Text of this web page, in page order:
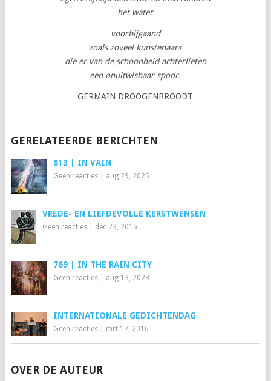
het water
voorbijgaand
zoals zoveel kunstenaars
die er van de schoonheid achterlieten
een onuitwisbaar spoor.
GERMAIN DROOGENBROODT
GERELATEERDE BERICHTEN
813 | IN VAIN
Geen reacties| aug 29, 2025
VREDE- EN LIEFDEVOLLE KERSTWENSEN
Geen reacties| dec 23, 2015
769 | IN THE RAIN CITY
Geen reacties| aug 13, 2023
INTERNATIONALE GEDICHTENDAG
Geen reacties| mrt 17, 2016
OVER DE AUTEUR